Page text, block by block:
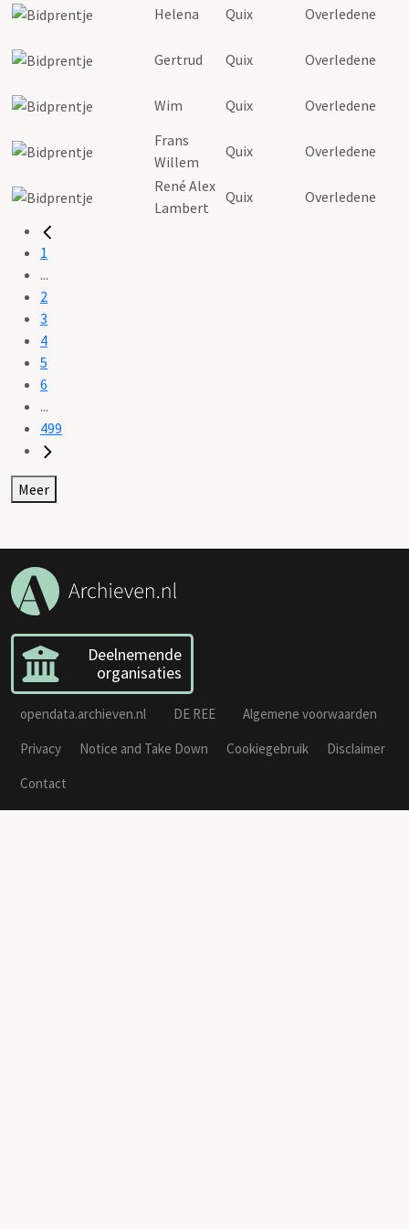
Helena Quix Overledene
Gertrud Quix Overledene
Wim Quix
Overledene
Frans
Willem
Quix
Overledene
René Alex
Lambert
Quix Overledene
1
...
2
3
4
5
6
...
499
Meer
Deelnemende
organisaties
opendata.archieven.nl DE REE
Algemene voorwaarden
Privacy
Notice and Take Down Cookiegebruik
Disclaimer
Contact